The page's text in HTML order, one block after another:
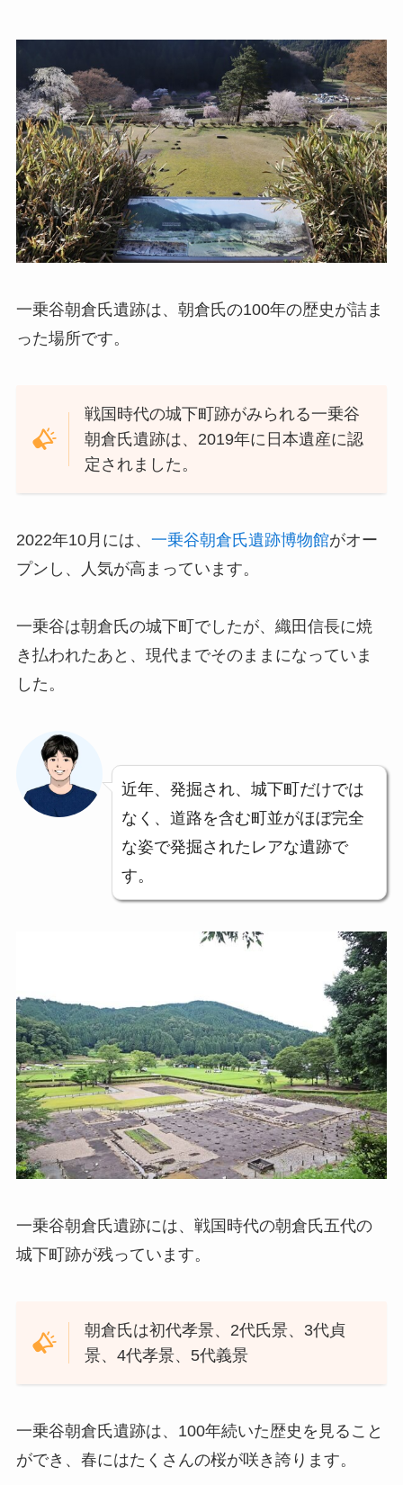
一乗谷朝倉氏遺跡は、朝倉氏の100年の歴史が詰ま
った場所です。
戦国時代の城下町跡がみられる一乗谷
朝倉氏遺跡は、2019年に日本遺産に認
定されました。
2022年10月には、 一乗谷朝倉氏遺跡博物館がオー
プンし、人気が高まっています。
一乗谷は朝倉氏の城下町でしたが、織田信長に焼
き払われたあと、現代までそのままになっていま
した。
近年、発掘され、城下町だけでは
なく、道路を含む町並がほぼ完全
な姿で発掘されたレアな遺跡で
す。
一乗谷朝倉氏遺跡には、戦国時代の朝倉氏五代の
城下町跡が残っています。
朝倉氏は初代孝景、2代氏景、3代貞
景、4代孝景、5代義景
一乗谷朝倉氏遺跡は、100年続いた歴史を見ること
ができ、春にはたくさんの桜が咲き誇ります。